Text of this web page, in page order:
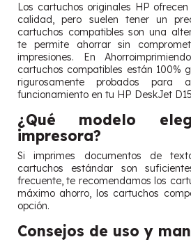
Los cartuchos originales HP
calidad, pero suelen tener un
cartuchos compatibles son una
te permite ahorrar sin
impresiones. En
cartuchos compatibles están 100%
rigurosamente probados para
funcionamiento en tu HP DeskJet
¿Qué modelo
impresora?
Si imprimes documentos de
cartuchos estándar son
frecuente, te recomendamos los
máximo ahorro, los cartuchos
opción.
Consejos de uso y